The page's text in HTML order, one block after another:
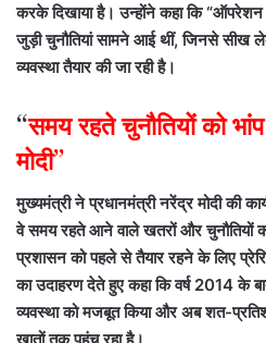
करके दिखाया है। उन्होंने कहा कि
जुड़ी चुनौतियां सामने आई थीं, जिनसे सीख
व्यवस्था तैयार की जा रही है।
“समय रहते चुनौतियों को
मोदी”
मुख्यमंत्री ने प्रधानमंत्री नरेंद्र मोदी की
वे समय रहते आने वाले खतरों और चुनौतियों
प्रशासन को पहले से तैयार रहने के लिए
का उदाहरण देते हुए कहा कि वर्ष 2014 के
व्यवस्था को मजबूत किया और अब शत-